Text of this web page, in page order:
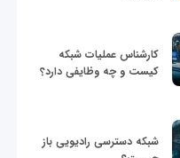
کارشناس عملیات شبکه
کیست و چه وظایفی دارد؟
شبکه دسترسی رادیویی باز